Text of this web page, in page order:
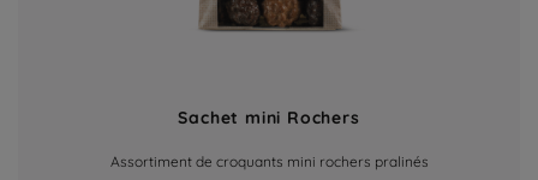
Sachet mini Rochers
Assortiment de croquants mini rochers pralinés